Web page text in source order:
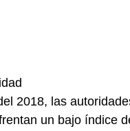
2018, las
un bajo índice